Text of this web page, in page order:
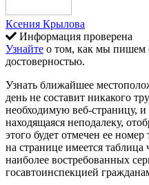
Ксения Крылова
Информация проверена
Узнайте о том, как мы пишем
достоверностью.
Узнать ближайшее
день не составит никакого
необходимую веб-страницу,
находящаяся неподалеку,
этого будет отмечен ее
на странице имеется
наиболее востребованных
госавтоинспекцией